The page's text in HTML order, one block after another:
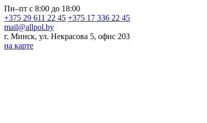
Пн–пт с 8:00 до 18:00
+375 29 611 22 45 +375 17 336 22 45
mail@allpol.by
г. Минск, ул. Некрасова 5, офис 203
на карте